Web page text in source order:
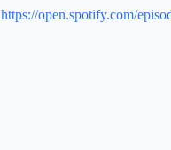
https://open.spotify.com/